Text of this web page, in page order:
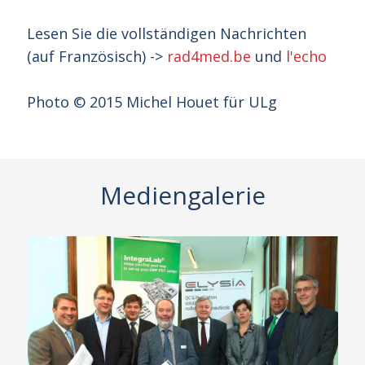
Lesen Sie die vollständigen Nachrichten
(auf Französisch) -> rad4med.be und l'echo
Photo © 2015 Michel Houet für ULg
Mediengalerie